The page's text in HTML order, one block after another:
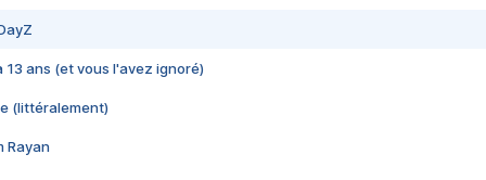
13 ans (et vous l'avez ignoré)
(littéralement)
Rayan